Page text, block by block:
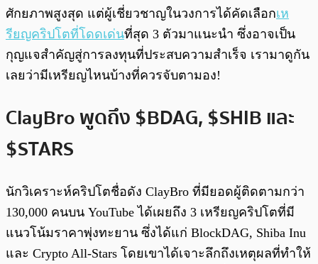
ศักยภาพสูงสุด แต่ผู้เชี่ยวชาญในวงการได้คัดเลือกเห
รียญคริปโตที่โดดเด่นที่สุด 3 ตัวมาแนะนำ ซึ่งอาจเป็น
กุญแจสำคัญสู่การลงทุนที่ประสบความสำเร็จ เรามาดูกัน
เลยว่ามีเหรียญไหนบ้างที่ควรจับตามอง!
ClayBro พูดถึง $BDAG, $SHIB และ
$STARS
นักวิเคราะห์คริปโตชื่อดัง ClayBro ที่มียอดผู้ติดตามกว่า
130,000 คนบน YouTube ได้เผยถึง 3 เหรียญคริปโตที่มี
แนวโน้มราคาพุ่งทะยาน ซึ่งได้แก่ BlockDAG, Shiba Inu
และ Crypto All-Stars โดยเขาได้เจาะลึกถึงเหตุผลที่ทำให้